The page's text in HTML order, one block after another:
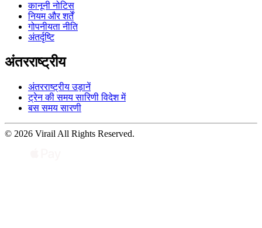
कानूनी नोटिस
नियम और शर्तें
गोपनीयता नीति
अंतर्दृष्टि
अंतरराष्ट्रीय
अंतरराष्ट्रीय उड़ानें
ट्रेन की समय सारिणी विदेश में
बस समय सारणी
© 2026 Virail All Rights Reserved.